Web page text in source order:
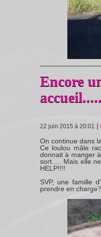
Encore
22 juin 2015 à 20:01 |
On continue dans
Ce loulou mâle
donnait à manger
sort..... Mais elle
HELP!!!!
SVP, une famille
prendre en